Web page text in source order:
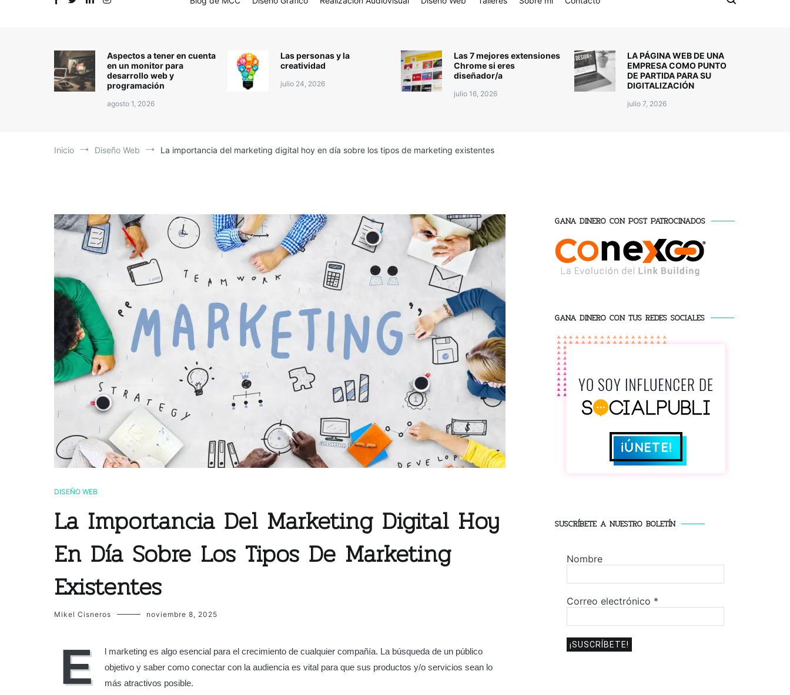
Aspectos a tener en cuenta
en un monitor para
desarrollo web y
programación
agosto 1, 2026
Las personas y la
creatividad
julio 24, 2026
Las 7 mejores extensiones
Chrome si eres
diseñador/a
julio 16, 2026
LA PÁGINA WEB DE UNA
EMPRESA COMO PUNTO
DE PARTIDA PARA SU
DIGITALIZACIÓN
julio 7, 2026
Inicio Diseño Web La importancia del marketing digital hoy en día sobre los tipos de marketing existentes
DISEÑO WEB
La Importancia Del Marketing Digital Hoy
En Día Sobre Los Tipos De Marketing
Existentes
Mikel Cisneros noviembre 8, 2025
E
l marketing es algo esencial para el crecimiento de cualquier compañía. La búsqueda de un público
objetivo y saber como conectar con la audiencia es vital para que sus productos y/o servicios sean lo
más atractivos posible.
GANA DINERO CON POST PATROCINADOS
GANA DINERO CON TUS REDES SOCIALES
SUSCRÍBETE A NUESTRO BOLETÍN
Nombre
Correo electrónico *